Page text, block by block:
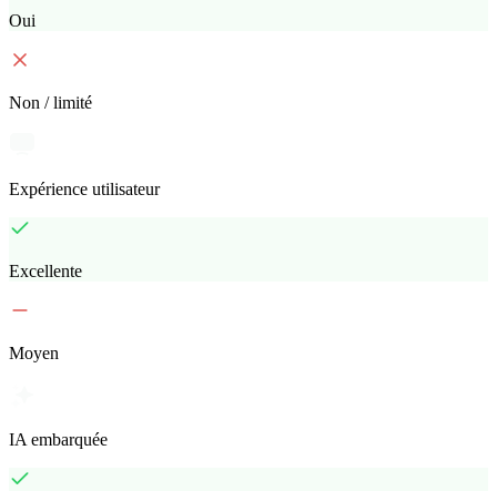
Oui
Non / limité
Expérience utilisateur
Excellente
Moyen
IA embarquée